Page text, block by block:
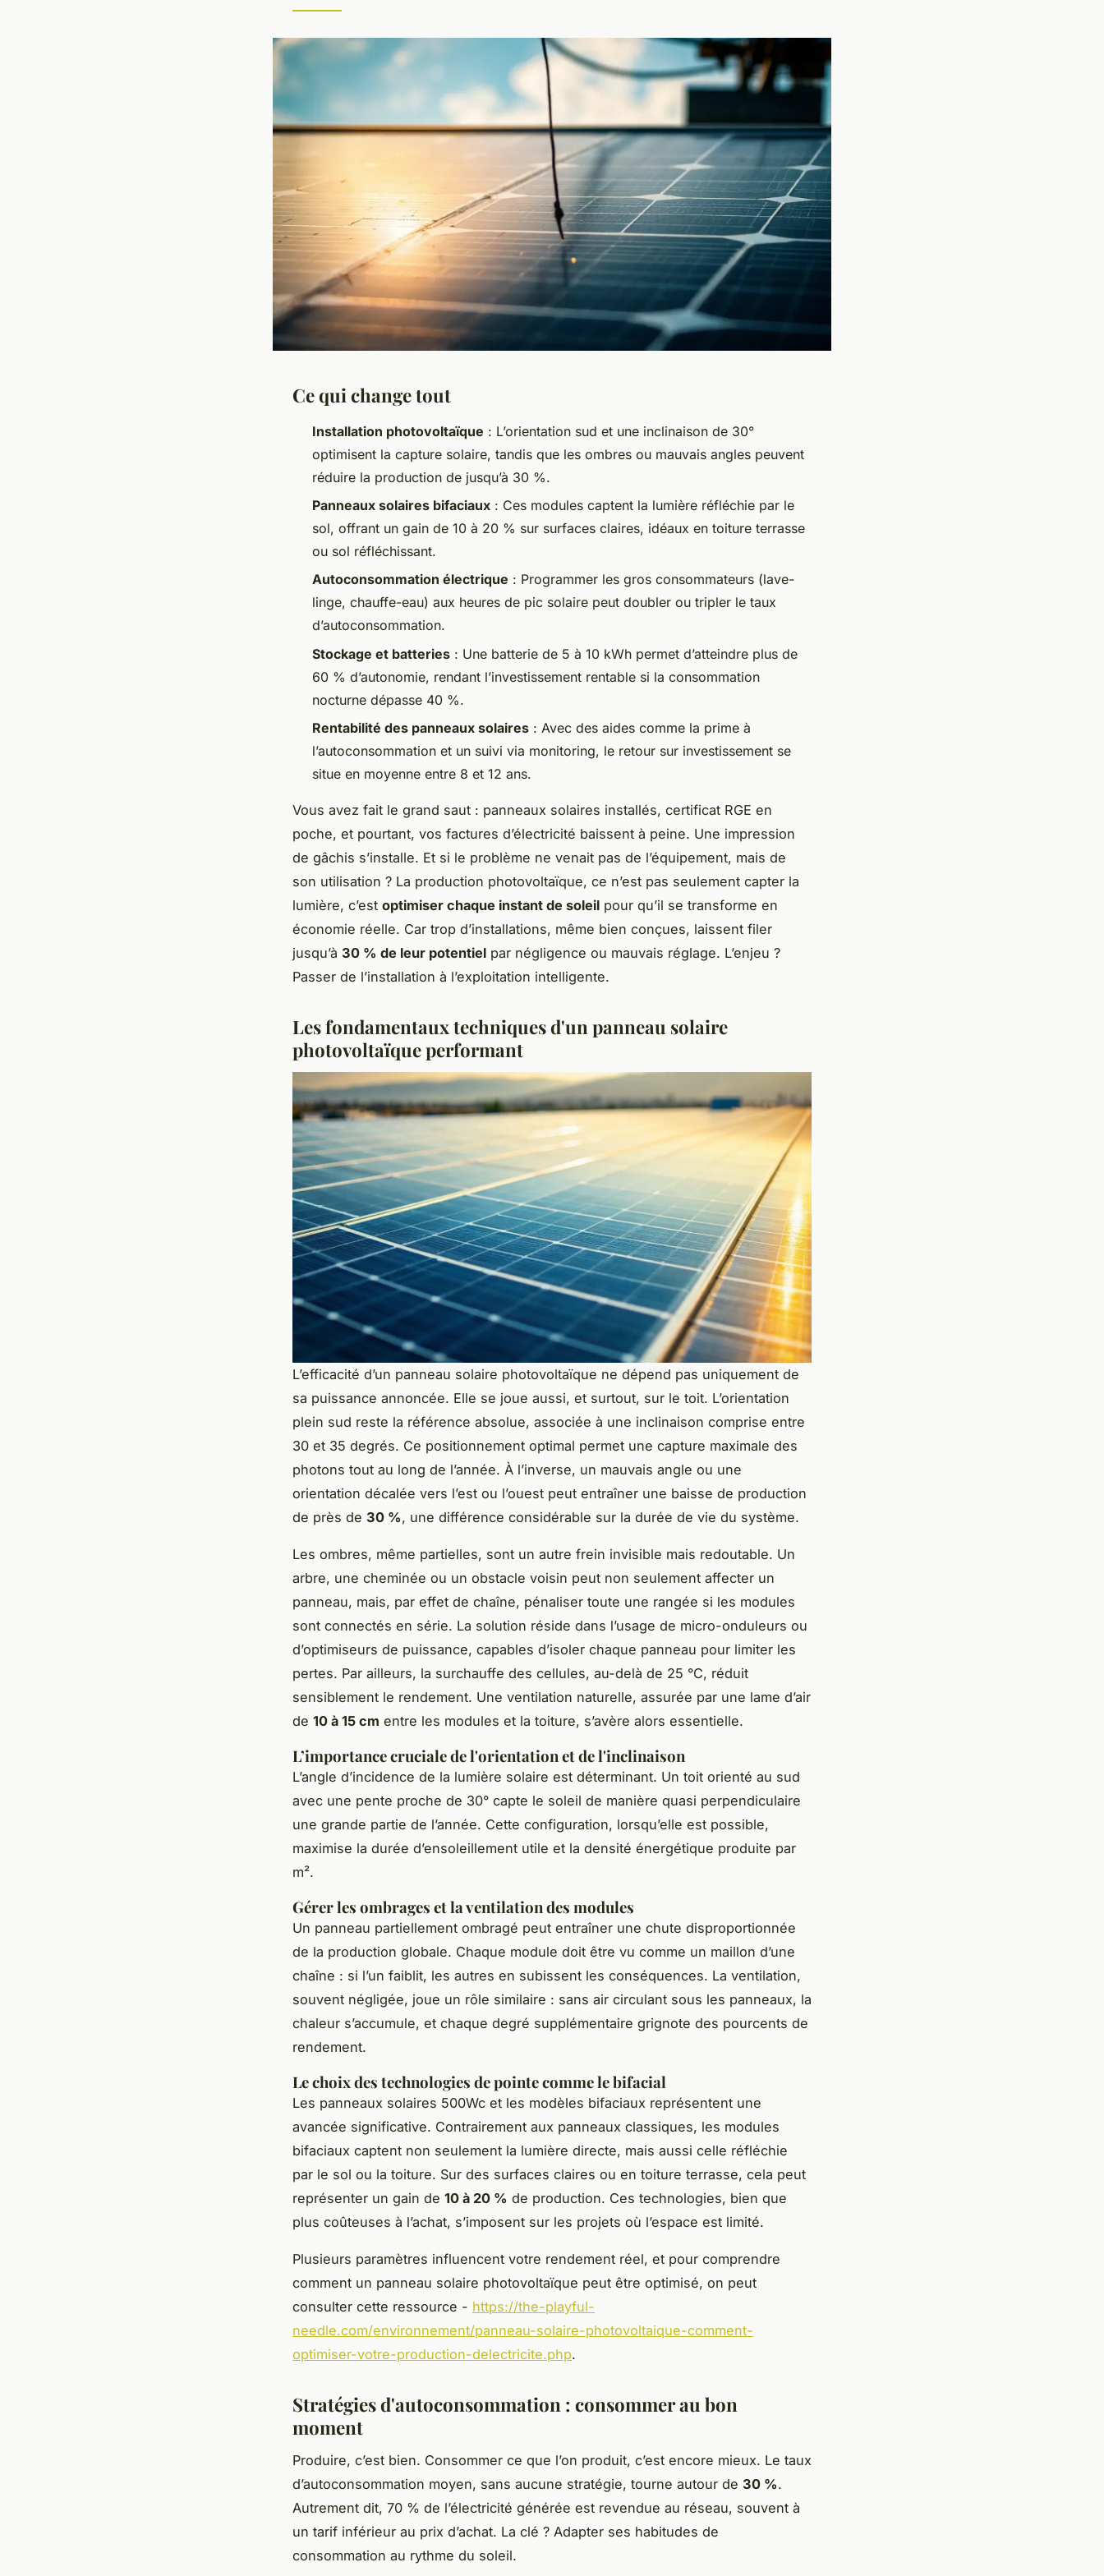
Ce qui change tout
Installation photovoltaïque : L’orientation sud et une inclinaison de 30°
optimisent la capture solaire, tandis que les ombres ou mauvais angles peuvent
réduire la production de jusqu’à 30 %.
Panneaux solaires bifaciaux : Ces modules captent la lumière réfléchie par le
sol, offrant un gain de 10 à 20 % sur surfaces claires, idéaux en toiture terrasse
ou sol réfléchissant.
Autoconsommation électrique : Programmer les gros consommateurs (lave-
linge, chauffe-eau) aux heures de pic solaire peut doubler ou tripler le taux
d’autoconsommation.
Stockage et batteries : Une batterie de 5 à 10 kWh permet d’atteindre plus de
60 % d’autonomie, rendant l’investissement rentable si la consommation
nocturne dépasse 40 %.
Rentabilité des panneaux solaires : Avec des aides comme la prime à
l’autoconsommation et un suivi via monitoring, le retour sur investissement se
situe en moyenne entre 8 et 12 ans.
Vous avez fait le grand saut : panneaux solaires installés, certificat RGE en
poche, et pourtant, vos factures d’électricité baissent à peine. Une impression
de gâchis s’installe. Et si le problème ne venait pas de l’équipement, mais de
son utilisation ? La production photovoltaïque, ce n’est pas seulement capter la
lumière, c’est optimiser chaque instant de soleil pour qu’il se transforme en
économie réelle. Car trop d’installations, même bien conçues, laissent filer
jusqu’à 30 % de leur potentiel par négligence ou mauvais réglage. L’enjeu ?
Passer de l’installation à l’exploitation intelligente.
Les fondamentaux techniques d'un panneau solaire
photovoltaïque performant
L’efficacité d’un panneau solaire photovoltaïque ne dépend pas uniquement de
sa puissance annoncée. Elle se joue aussi, et surtout, sur le toit. L’orientation
plein sud reste la référence absolue, associée à une inclinaison comprise entre
30 et 35 degrés. Ce positionnement optimal permet une capture maximale des
photons tout au long de l’année. À l’inverse, un mauvais angle ou une
orientation décalée vers l’est ou l’ouest peut entraîner une baisse de production
de près de 30 %, une différence considérable sur la durée de vie du système.
Les ombres, même partielles, sont un autre frein invisible mais redoutable. Un
arbre, une cheminée ou un obstacle voisin peut non seulement affecter un
panneau, mais, par effet de chaîne, pénaliser toute une rangée si les modules
sont connectés en série. La solution réside dans l’usage de micro-onduleurs ou
d’optimiseurs de puissance, capables d’isoler chaque panneau pour limiter les
pertes. Par ailleurs, la surchauffe des cellules, au-delà de 25 °C, réduit
sensiblement le rendement. Une ventilation naturelle, assurée par une lame d’air
de 10 à 15 cm entre les modules et la toiture, s’avère alors essentielle.
L’importance cruciale de l'orientation et de l'inclinaison
L’angle d’incidence de la lumière solaire est déterminant. Un toit orienté au sud
avec une pente proche de 30° capte le soleil de manière quasi perpendiculaire
une grande partie de l’année. Cette configuration, lorsqu’elle est possible,
maximise la durée d’ensoleillement utile et la densité énergétique produite par
m².
Gérer les ombrages et la ventilation des modules
Un panneau partiellement ombragé peut entraîner une chute disproportionnée
de la production globale. Chaque module doit être vu comme un maillon d’une
chaîne : si l’un faiblit, les autres en subissent les conséquences. La ventilation,
souvent négligée, joue un rôle similaire : sans air circulant sous les panneaux, la
chaleur s’accumule, et chaque degré supplémentaire grignote des pourcents de
rendement.
Le choix des technologies de pointe comme le bifacial
Les panneaux solaires 500Wc et les modèles bifaciaux représentent une
avancée significative. Contrairement aux panneaux classiques, les modules
bifaciaux captent non seulement la lumière directe, mais aussi celle réfléchie
par le sol ou la toiture. Sur des surfaces claires ou en toiture terrasse, cela peut
représenter un gain de 10 à 20 % de production. Ces technologies, bien que
plus coûteuses à l’achat, s’imposent sur les projets où l’espace est limité.
Plusieurs paramètres influencent votre rendement réel, et pour comprendre
comment un panneau solaire photovoltaïque peut être optimisé, on peut
consulter cette ressource - https://the-playful-
needle.com/environnement/panneau-solaire-photovoltaique-comment-
optimiser-votre-production-delectricite.php.
Stratégies d'autoconsommation : consommer au bon
moment
Produire, c’est bien. Consommer ce que l’on produit, c’est encore mieux. Le taux
d’autoconsommation moyen, sans aucune stratégie, tourne autour de 30 %.
Autrement dit, 70 % de l’électricité générée est revendue au réseau, souvent à
un tarif inférieur au prix d’achat. La clé ? Adapter ses habitudes de
consommation au rythme du soleil.